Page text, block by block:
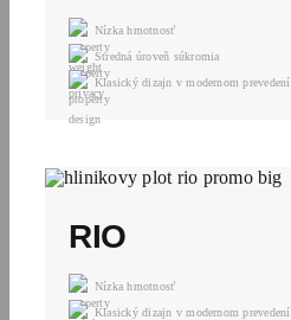
Nízka hmotnosť
Stredná úroveň súkromia
Klasický dizajn v modernom prevedení
RIO
Nízka hmotnosť
Klasický dizajn v modernom prevedení